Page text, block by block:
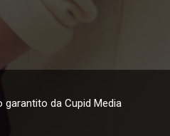
garantito da Cupid Media